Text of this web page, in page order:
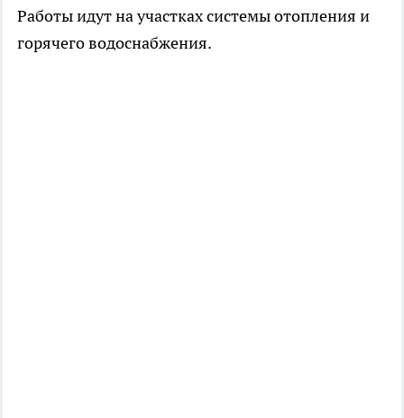
Работы идут на участках системы отопления и
горячего водоснабжения.